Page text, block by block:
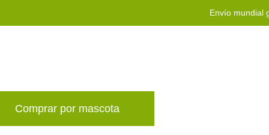
Envío mundial
Comprar por mascota